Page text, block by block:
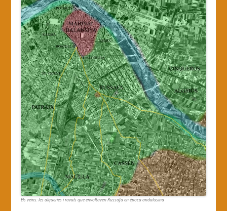
Els veïns: les alqueries i ravals que envoltaven Russafa en època andalusina